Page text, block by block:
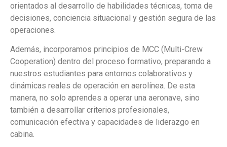
orientados al desarrollo de habilidades técnicas, toma de
decisiones, conciencia situacional y gestión segura de las
operaciones.
Además, incorporamos principios de MCC (Multi-Crew
Cooperation) dentro del proceso formativo, preparando a
nuestros estudiantes para entornos colaborativos y
dinámicas reales de operación en aerolínea. De esta
manera, no solo aprendes a operar una aeronave, sino
también a desarrollar criterios profesionales,
comunicación efectiva y capacidades de liderazgo en
cabina.